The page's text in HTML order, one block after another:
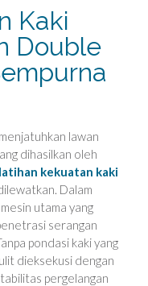
Kaki
Double
lawan
dihasilkan oleh
latihan kekuatan kaki
Dalam
utama yang
serangan
pondasi kaki yang
dieksekusi dengan
pergelangan